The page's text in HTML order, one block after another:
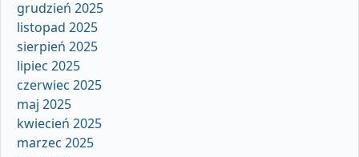
grudzień 2025
listopad 2025
sierpień 2025
lipiec 2025
czerwiec 2025
maj 2025
kwiecień 2025
marzec 2025